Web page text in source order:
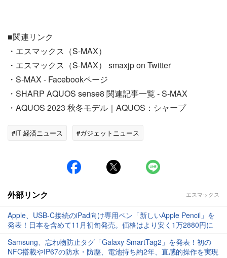
■関連リンク
・エスマックス（S-MAX）
・エスマックス（S-MAX） smaxjp on Twitter
・S-MAX - Facebookページ
・SHARP AQUOS sense8 関連記事一覧 - S-MAX
・AQUOS 2023 秋冬モデル｜AQUOS：シャープ
#IT 経済ニュース #ガジェットニュース
外部リンク エスマックス
Apple、USB-C接続のiPad向け専用ペン「新しいApple Pencil」を
発表！日本を含めて11月初旬発売。価格はより安く1万2880円に
Samsung、忘れ物防止タグ「Galaxy SmartTag2」を発表！初の
NFC搭載やIP67の防水・防塵、電池持ち約2年、直感的操作を実現